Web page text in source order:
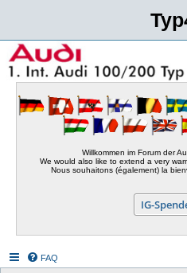
Willkommen im Forum der
We would also like to extend a very
Nous souhaitons (également) la
IG-
FAQ